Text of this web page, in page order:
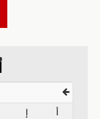
أ
إ